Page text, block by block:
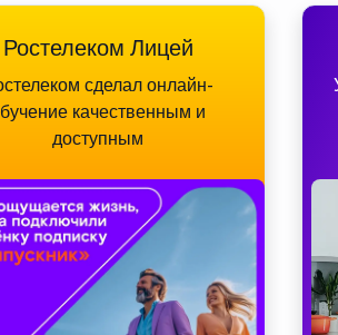
Ростелеком Лицей
сделал онлайн-
качественным и
доступным